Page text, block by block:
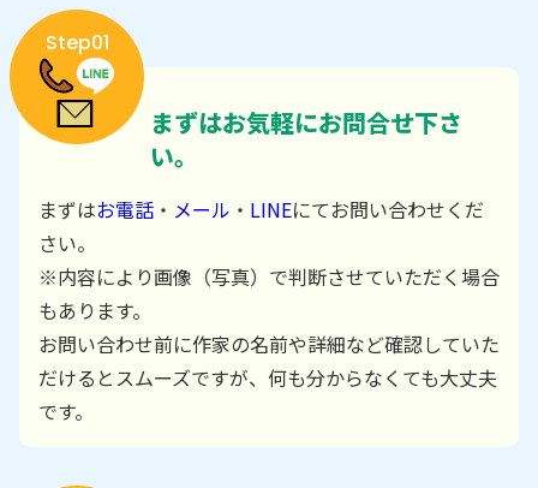
Step01
まずはお気軽にお問合せ下さ
い。
まずはお電話 ・ メール ・ LINEにてお問い合わせくだ
さい。
※内容により画像（写真）で判断させていただく場合
もあります。
お問い合わせ前に作家の名前や詳細など確認していた
だけるとスムーズですが、何も分からなくても大丈夫
です。